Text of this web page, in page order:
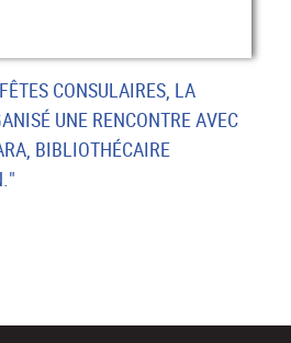
CONSULAIRES, LA
UNE RENCONTRE AVEC
BIBLIOTHÉCAIRE